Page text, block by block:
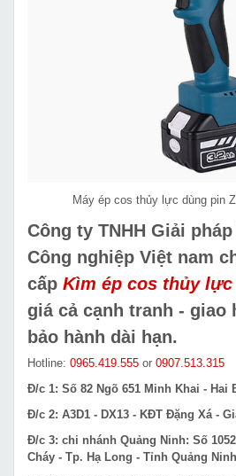
Máy ép cos thủy lực dùng pin
Công ty TNHH Giải
Công nghiệp Việt nam
cấp Kìm ép cos thủy lực
giá cả cạnh tranh - giao
bảo hành dài hạn.
Hotline: 0965.419.555 or 0907.513.315
Đ/c 1: Số 82 Ngõ 651 Minh Khai - Hai
Đ/c 2: A3D1 - DX13 - KĐT Đặng Xá -
Đ/c 3: chi nhánh Quảng Ninh: Số
Cháy - Tp. Hạ Long - Tỉnh Quảng Ninh